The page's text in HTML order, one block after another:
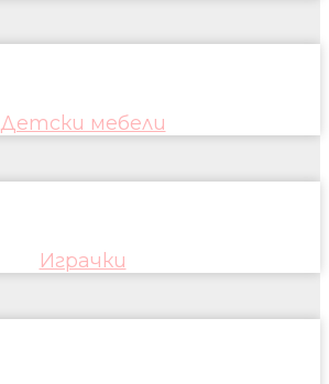
Детски мебели
Играчки